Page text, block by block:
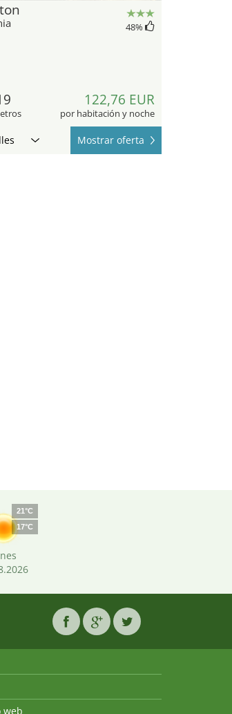
48%
122,76 EUR
por habitación y noche
Mostrar oferta
21°C
17°C
web